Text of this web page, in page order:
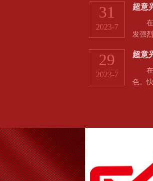
31
2023-7
超意
在这
发强
29
2023-7
超意
在现
色。